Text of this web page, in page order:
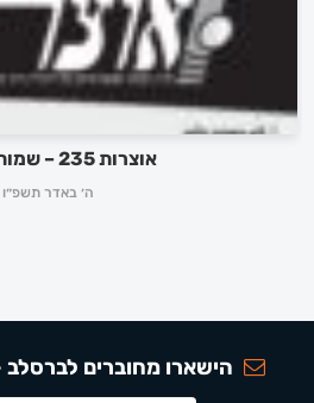
אוצרות 235 – שמות תשעה
ה׳ באדר תשפ״ו
הישארו מחוברים